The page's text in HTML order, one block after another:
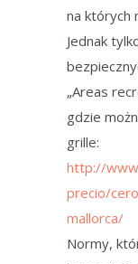
na których
Jednak
„Areas
gdzie
grille:
http://
precio/
mallorca/
Normy,